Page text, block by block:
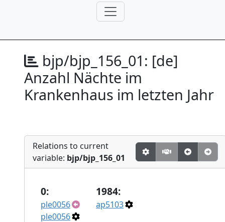
bjp/bjp_156_01: [de]
Anzahl Nächte im
Krankenhaus im letzten Jahr
Relations to current
variable: bjp/bjp_156_01
0:
ple0056
ple0056
1984:
ap5103